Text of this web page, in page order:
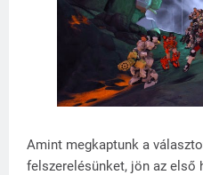
Amint megkaptunk a
felszerelésünket, jön az első